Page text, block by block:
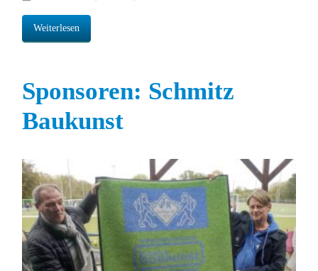
Weiterlesen
Sponsoren: Schmitz
Baukunst